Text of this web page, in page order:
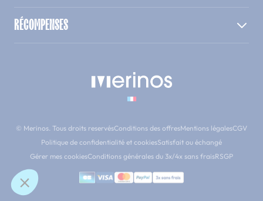
RÉCOMPENSES
© Merinos. Tous droits reservésConditions des offresMentions légalesCGV
Politique de confidentialité et cookiesSatisfait ou échangé
Gérer mes cookiesConditions générales du 3x/4x sans fraisRSGP